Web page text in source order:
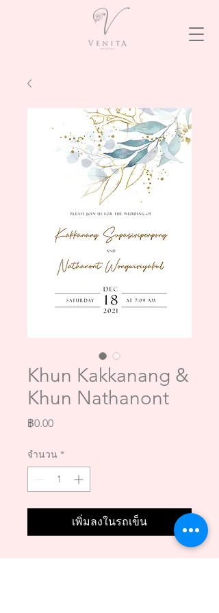
Khun Kakkanang &
Khun Nathanont
฿0.00ราคา
จำนวน *
เพิ่มลงในรถเข็น